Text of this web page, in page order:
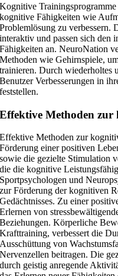
Kognitive
kognitive Fähigkeiten wie
Problemlösung zu verbessern.
interaktiv und passen sich den
Fähigkeiten an. NeuroNation
Methoden wie Gehirnspiele,
trainieren. Durch wiederholtes
Benutzer Verbesserungen in
feststellen.
Effektive Methoden
Effektive Methoden zur
Förderung einer positiven
sowie die gezielte Stimulation
die die kognitive
Sportpsychologen und
zur Förderung der kognitiven
Gedächtnisses. Zu einer
Erlernen von
Beziehungen. Körperliche
Krafttraining, verbessert die
Ausschüttung von
Nervenzellen beitragen. Die
durch geistig anregende